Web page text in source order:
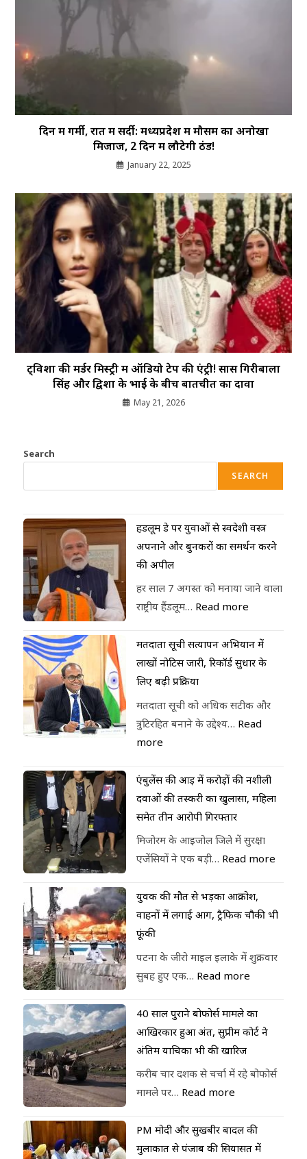
दिन में गर्मी, रात में सर्दी: मध्यप्रदेश में मौसम का अनोखा
मिजाज, 2 दिन में लौटेगी ठंड!
January 22, 2025
ट्विशा की मर्डर मिस्ट्री में ऑडियो टेप की एंट्री! सास गिरीबाला
सिंह और द्व‍िशा के भाई के बीच बातचीत का दावा
May 21, 2026
Search
SEARCH
हैंडलूम डे पर युवाओं से स्वदेशी वस्त्र
अपनाने और बुनकरों का समर्थन करने
की अपील
हर साल 7 अगस्त को मनाया जाने वाला
राष्ट्रीय हैंडलूम… Read more
मतदाता सूची सत्यापन अभियान में
लाखों नोटिस जारी, रिकॉर्ड सुधार के
लिए बढ़ी प्रक्रिया
मतदाता सूची को अधिक सटीक और
त्रुटिरहित बनाने के उद्देश्य… Read
more
एंबुलेंस की आड़ में करोड़ों की नशीली
दवाओं की तस्करी का खुलासा, महिला
समेत तीन आरोपी गिरफ्तार
मिजोरम के आइजोल जिले में सुरक्षा
एजेंसियों ने एक बड़ी… Read more
युवक की मौत से भड़का आक्रोश,
वाहनों में लगाई आग, ट्रैफिक चौकी भी
फूंकी
पटना के जीरो माइल इलाके में शुक्रवार
सुबह हुए एक… Read more
40 साल पुराने बोफोर्स मामले का
आखिरकार हुआ अंत, सुप्रीम कोर्ट ने
अंतिम याचिका भी की खारिज
करीब चार दशक से चर्चा में रहे बोफोर्स
मामले पर… Read more
PM मोदी और सुखबीर बादल की
मुलाकात से पंजाब की सियासत में